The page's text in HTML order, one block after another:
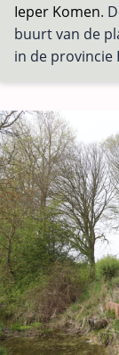
Ieper Komen.
buurt van de
in de provincie